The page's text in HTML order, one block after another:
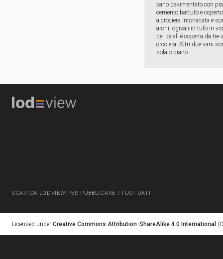
vano pavimentato con
cemento battuto e
a crociera intonacata e
archi, ogivali in tufo in
dei locali è coperta da tre
crociera. Altri due vani
solaio piano
SCARICA LODVIEW PER PUBBLICARE I TUOI DATI
Licensed under Creative Commons Attribution-ShareAlike 4.0 International